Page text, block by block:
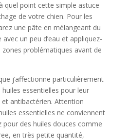
quel point cette simple astuce
de votre chien. Pour les
une pâte en mélangeant du
un peu d’eau et appliquez-
problématiques avant de
j’affectionne particulièrement
essentielles pour leur
antibactérien. Attention
essentielles ne conviennent
pour des huiles douces comme
en très petite quantité,